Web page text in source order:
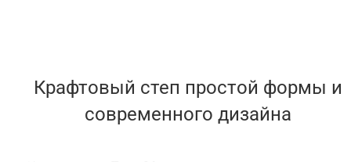
Крафтовый степ простой формы и
современного дизайна